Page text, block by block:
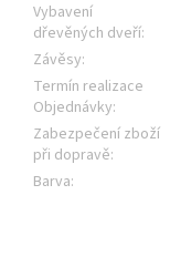
Vybavení
dřevěných dveří:
Závěsy:
Termín realizace
Objednávky:
Zabezpečení zboží
při dopravě:
Barva: